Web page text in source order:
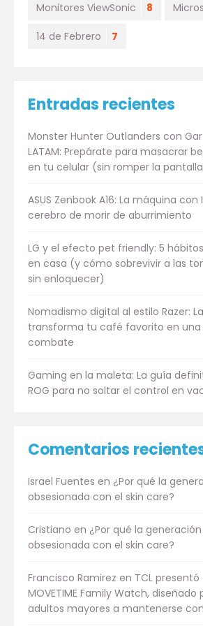
Monitores ViewSonic 8
14 de Febrero 7
Entradas recientes
Monster Hunter Outlanders con
LATAM: Prepárate para masacrar
en tu celular (sin romper la
ASUS Zenbook A16: La máquina
cerebro de morir de aburrimiento
LG y el efecto pet friendly: 5
en casa (y cómo sobrevivir a las
sin enloquecer)
Nomadismo digital al estilo Razer:
transforma tu café favorito en una
combate
Gaming en la maleta: La guía
ROG para no soltar el control en
Comentarios
Israel Fuentes en ¿Por qué la
obsesionada con el skin care?
Cristiano en ¿Por qué la
obsesionada con el skin care?
Francisco Ramirez en TCL presentó
MOVETIME Family Watch,
adultos mayores a mantenerse